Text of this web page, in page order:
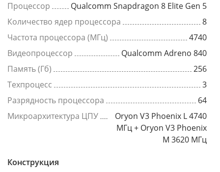
Процессор
Qualcomm Snapdragon 8 Elite Gen 5
Количество ядер процессора
8
Частота процессора (МГц)
4740
Видеопроцессор
Qualcomm Adreno 840
Память (Гб)
256
Техпроцесс
3
Разрядность процессора
64
Микроархитектура ЦПУ
Oryon V3 Phoenix L 4740
МГц + Oryon V3 Phoenix
M 3620 МГц
Конструкция